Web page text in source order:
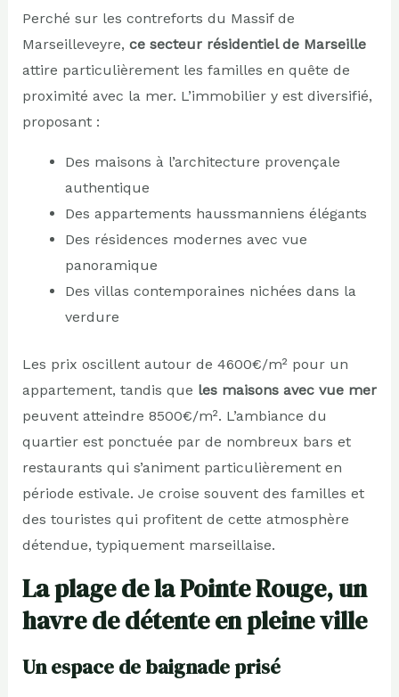
Perché sur les contreforts du Massif de
Marseilleveyre, ce secteur résidentiel de Marseille
attire particulièrement les familles en quête de
proximité avec la mer. L’immobilier y est diversifié,
proposant :
Des maisons à l’architecture provençale
authentique
Des appartements haussmanniens élégants
Des résidences modernes avec vue
panoramique
Des villas contemporaines nichées dans la
verdure
Les prix oscillent autour de 4600€/m² pour un
appartement, tandis que les maisons avec vue mer
peuvent atteindre 8500€/m². L’ambiance du
quartier est ponctuée par de nombreux bars et
restaurants qui s’animent particulièrement en
période estivale. Je croise souvent des familles et
des touristes qui profitent de cette atmosphère
détendue, typiquement marseillaise.
La plage de la Pointe Rouge, un
havre de détente en pleine ville
Un espace de baignade prisé